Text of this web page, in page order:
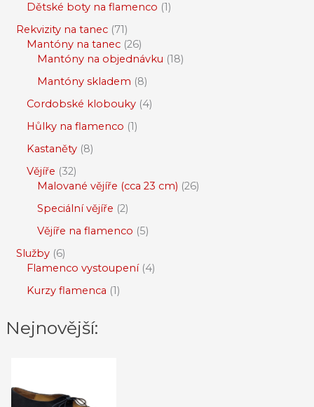
Dětské boty na flamenco 1
Rekvizity na tanec 71
Mantóny na tanec 26
Mantóny na objednávku 18
Mantóny skladem 8
Cordobské klobouky 4
Hůlky na flamenco 1
Kastaněty 8
Vějíře 32
Malované vějíře (cca 23 cm) 26
Speciální vějíře 2
Vějíře na flamenco 5
Služby 6
Flamenco vystoupení 4
Kurzy flamenca 1
Nejnovější: